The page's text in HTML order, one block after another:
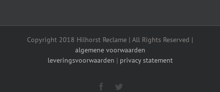
Copyright 2018 Hilhorst Reclame | All Rights Reserved |
algemene voorwaarden
leveringsvoorwaarden | privacy statement
Facebook